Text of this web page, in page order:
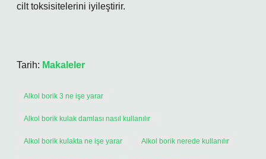
cilt toksisitelerini iyileştirir.
Tarih: Makaleler
Alkol borik 3 ne işe yarar
Alkol borik kulak damlası nasıl kullanılır
Alkol borik kulakta ne işe yarar Alkol borik nerede kullanılır